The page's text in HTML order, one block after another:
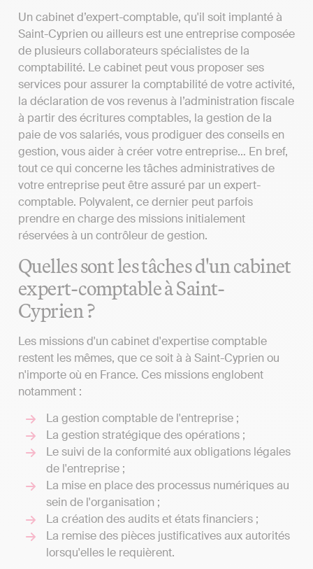
Un cabinet d’expert-comptable, qu'il soit implanté à
Saint-Cyprien ou ailleurs est une entreprise composée
de plusieurs collaborateurs spécialistes de la
comptabilité. Le cabinet peut vous proposer ses
services pour assurer la comptabilité de votre activité,
la déclaration de vos revenus à l’administration fiscale
à partir des écritures comptables, la gestion de la
paie de vos salariés, vous prodiguer des conseils en
gestion, vous aider à créer votre entreprise… En bref,
tout ce qui concerne les tâches administratives de
votre entreprise peut être assuré par un expert-
comptable. Polyvalent, ce dernier peut parfois
prendre en charge des missions initialement
réservées à un contrôleur de gestion.
Quelles sont les tâches d'un cabinet
expert-comptable à Saint-
Cyprien ?
Les missions d'un cabinet d'expertise comptable
restent les mêmes, que ce soit à à Saint-Cyprien ou
n'importe où en France. Ces missions englobent
notamment :
La gestion comptable de l'entreprise ;
La gestion stratégique des opérations ;
Le suivi de la conformité aux obligations légales
de l'entreprise ;
La mise en place des processus numériques au
sein de l'organisation ;
La création des audits et états financiers ;
La remise des pièces justificatives aux autorités
lorsqu'elles le requièrent.